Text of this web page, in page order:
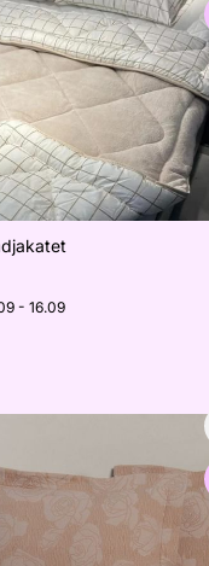
Otsi sarnaseid
- 16.09
60x60cm
Otsi sarnaseid